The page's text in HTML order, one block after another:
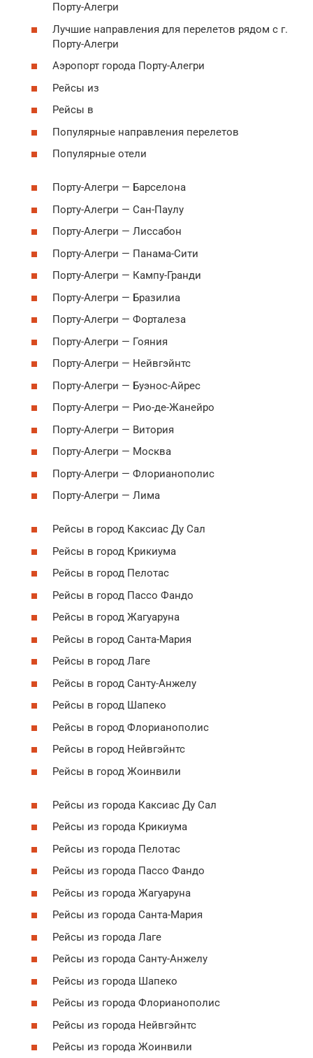
Порту-Алегри
Лучшие направления для перелетов рядом с г.
Порту-Алегри
Аэропорт города Порту-Алегри
Рейсы из
Рейсы в
Популярные направления перелетов
Популярные oтели
Порту-Алегри — Барселона
Порту-Алегри — Сан-Паулу
Порту-Алегри — Лиссабон
Порту-Алегри — Панама-Сити
Порту-Алегри — Кампу-Гранди
Порту-Алегри — Бразилиа
Порту-Алегри — Форталеза
Порту-Алегри — Гояния
Порту-Алегри — Нейвгэйнтс
Порту-Алегри — Буэнос-Айрес
Порту-Алегри — Рио-де-Жанейро
Порту-Алегри — Витория
Порту-Алегри — Москва
Порту-Алегри — Флорианополис
Порту-Алегри — Лима
Рейсы в город Каксиас Ду Сал
Рейсы в город Крикиума
Рейсы в город Пелотас
Рейсы в город Пассо Фандо
Рейсы в город Жагуаруна
Рейсы в город Санта-Мария
Рейсы в город Лаге
Рейсы в город Санту-Анжелу
Рейсы в город Шапеко
Рейсы в город Флорианополис
Рейсы в город Нейвгэйнтс
Рейсы в город Жоинвили
Рейсы из города Каксиас Ду Сал
Рейсы из города Крикиума
Рейсы из города Пелотас
Рейсы из города Пассо Фандо
Рейсы из города Жагуаруна
Рейсы из города Санта-Мария
Рейсы из города Лаге
Рейсы из города Санту-Анжелу
Рейсы из города Шапеко
Рейсы из города Флорианополис
Рейсы из города Нейвгэйнтс
Рейсы из города Жоинвили